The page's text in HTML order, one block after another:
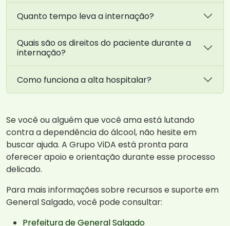
Quanto tempo leva a internação?
Quais são os direitos do paciente durante a
internação?
Como funciona a alta hospitalar?
Se você ou alguém que você ama está lutando
contra a dependência do álcool, não hesite em
buscar ajuda. A Grupo ViDA está pronta para
oferecer apoio e orientação durante esse processo
delicado.
Para mais informações sobre recursos e suporte em
General Salgado, você pode consultar:
Prefeitura de General Salgado